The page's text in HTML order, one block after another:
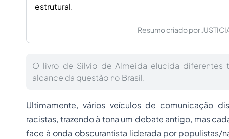
estrutural.
Resumo criado por
O livro de Silvio de Almeida elucida
alcance da questão no Brasil.
Ultimamente, vários veículos de comunicação
racistas, trazendo à tona um debate antigo, mas
face à onda obscurantista liderada por populistas/